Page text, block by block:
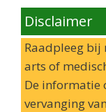
Disclaimer
Raadpleeg bij
arts of
De informatie
vervanging